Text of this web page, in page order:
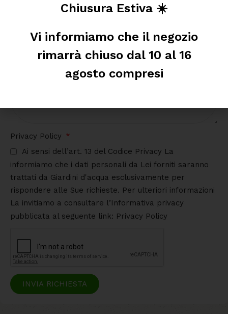
Privacy Policy
Ai sensi dell’art. 13 del Codice Privacy La
informiamo che i dati personali da Lei forniti saranno
trattati da Giardini d'acqua esclusivamente per
rispondere alle Sue richieste. Per ulteriori informazioni
La invitiamo a consultare l’Informativa privacy
pubblicata al seguente link: Privacy Policy
INVIA RICHIESTA
Chiusura Estiva ☀️
Vi informiamo che il negozio
rimarrà chiuso dal 10 al 16
agosto compresi